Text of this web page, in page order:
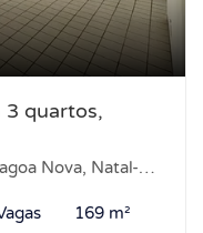
3 quartos,
Nova, Natal-RN
169 m²